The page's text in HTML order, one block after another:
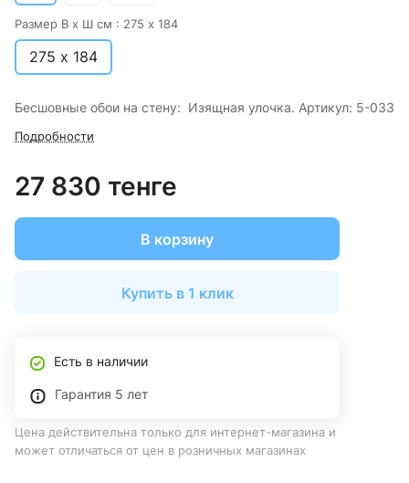
Размер В х Ш см : 275 х 184
275 х 184
Бесшовные обои на стену: Изящная улочка. Артикул: 5-033
Подробности
27 830 тенге
В корзину
Купить в 1 клик
Есть в наличии
Гарантия 5 лет
Цена действительна только для интернет-магазина и
может отличаться от цен в розничных магазинах